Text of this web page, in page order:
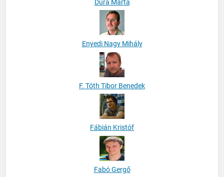
Dura Márta
Enyedi Nagy Mihály
F. Tóth Tibor Benedek
Fábián Kristóf
Fabó Gergő